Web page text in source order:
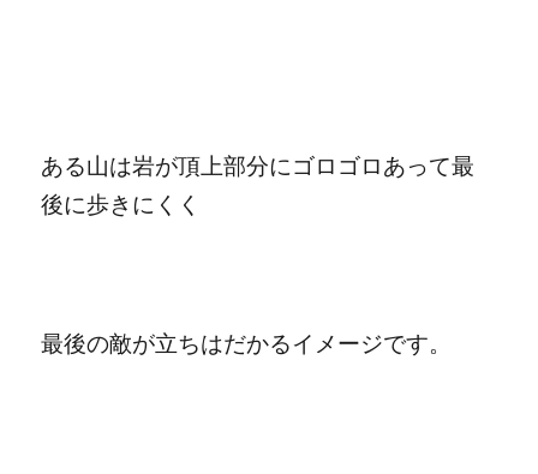
ある山は岩が頂上部分にゴロゴロあって最
後に歩きにくく
最後の敵が立ちはだかるイメージです。